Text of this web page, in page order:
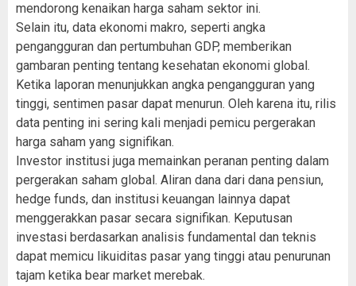
mendorong kenaikan harga saham sektor ini.
Selain itu, data ekonomi makro, seperti angka
pengangguran dan pertumbuhan GDP, memberikan
gambaran penting tentang kesehatan ekonomi global.
Ketika laporan menunjukkan angka pengangguran yang
tinggi, sentimen pasar dapat menurun. Oleh karena itu, rilis
data penting ini sering kali menjadi pemicu pergerakan
harga saham yang signifikan.
Investor institusi juga memainkan peranan penting dalam
pergerakan saham global. Aliran dana dari dana pensiun,
hedge funds, dan institusi keuangan lainnya dapat
menggerakkan pasar secara signifikan. Keputusan
investasi berdasarkan analisis fundamental dan teknis
dapat memicu likuiditas pasar yang tinggi atau penurunan
tajam ketika bear market merebak.